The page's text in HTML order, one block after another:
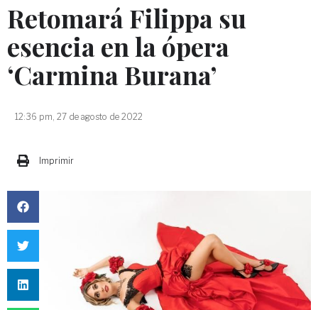
Retomará Filippa su
esencia en la ópera
‘Carmina Burana’
12:36 pm, 27 de agosto de 2022
Imprimir